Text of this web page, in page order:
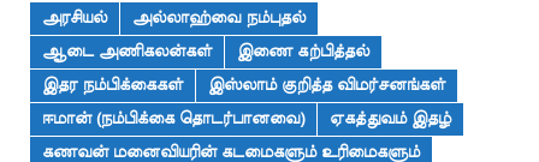
அரசியல்
அல்லாஹ்வை நம்புதல்
ஆடை அணிகலன்கள்
இணை கற்பித்தல்
இதர நம்பிக்கைகள்
இஸ்லாம் குறித்த விமர்சனங்கள்
ஈமான் (நம்பிக்கை தொடர்பானவை)
ஏகத்துவம் இதழ்
கணவன் மனைவியரின் கடமைகளும் உரிமைகளும்